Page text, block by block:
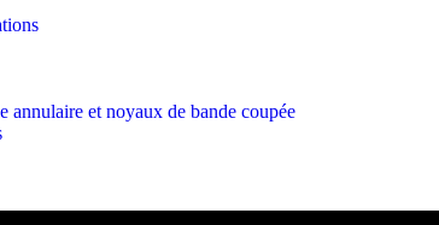
annulaire et noyaux de bande coupée